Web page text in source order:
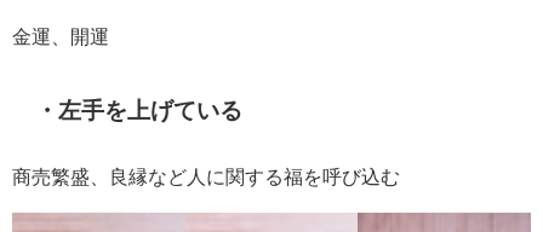
金運、開運
・左手を上げている
商売繁盛、良縁など人に関する福を呼び込む